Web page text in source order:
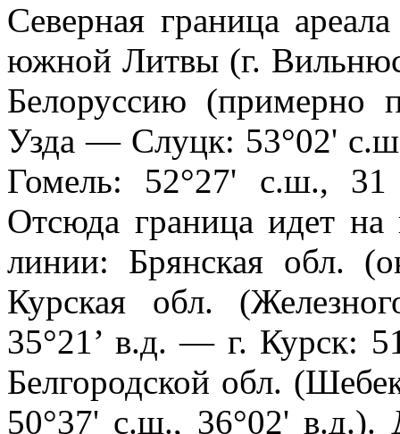
Северная граница
южной Литвы (г.
Белоруссию
Узда — Слуцк: 53°02'
Гомель: 52°27' с.ш.,
Отсюда граница идет
линии: Брянская обл.
Курская обл.
35°21’ в.д. — г. Курск:
Белгородской обл.
50°37' с.ш., 36°02' в.д.).